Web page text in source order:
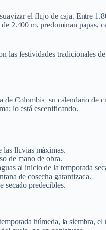
el flujo de caja. Entre
2.400 m, predominan papas,
festividades tradicionales
Colombia, su calendario
lo está escenificando.
las lluvias máximas.
de mano de obra.
al inicio de la temporada
de cosecha garantizada.
secado predecibles.
húmeda, la siembra,